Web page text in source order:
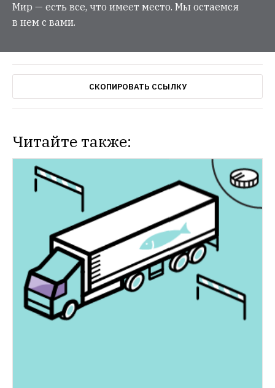
Мир — есть все, что имеет место. Мы остаемся
в нем с вами.
СКОПИРОВАТЬ ССЫЛКУ
Читайте также:
Юрий Лужков — об «антинародной»
экономике России
Бывший мэр Москвы,
теперь занимающийся сельским
хозяйством под Калининградом, хочет
предложить правительству свой план
реформ